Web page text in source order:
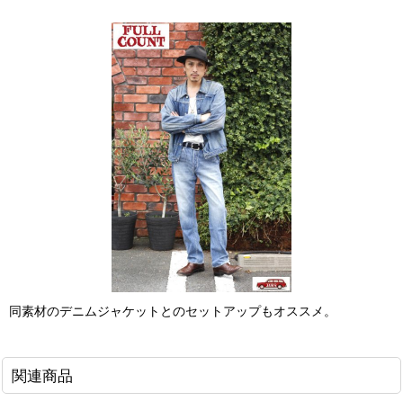
同素材のデニムジャケットとのセットアップもオススメ。
関連商品